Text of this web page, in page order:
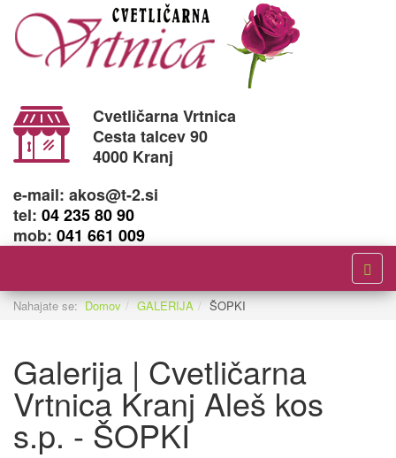
Cvetličarna Vrtnica
Cesta talcev 90
4000 Kranj
e-mail: akos@t-2.si
tel: 04 235 80 90
mob: 041 661 009
Nahajate se: Domov GALERIJA ŠOPKI
Galerija | Cvetličarna
Vrtnica Kranj Aleš kos
s.p. - ŠOPKI